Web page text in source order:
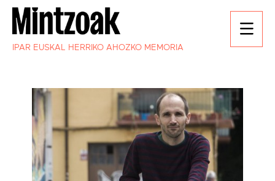
IPAR EUSKAL HERRIKO AHOZKO MEMORIA